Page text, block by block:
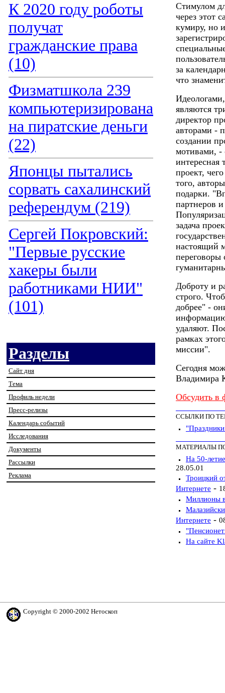
К 2020 году роботы
получат
гражданские права
(10)
Физматшкола 239
компьютеризирована
на пиратские деньги
(22)
Японцы пытались
сорвать сахалинский
референдум (219)
Сергей Покровский:
"Первые русские
хакеры были
работниками НИИ"
(101)
Разделы
Сайт дня
Тема
Профиль недели
Пресс-релизы
Календарь событий
Исследования
Документы
Рассылки
Реклама
Стимулом
через этот
кумиру, но
за
что
являются
директор
авторами -
создании
мотивами, -
интересная
проект,
того,
подарки.
партнеров
задача
настоящий
переговоры
Доброту и
строго.
добрее" -
удаляют.
рамках
миссии".
Сегодня
Владимира
Обсудить в
ССЫЛКИ ПО
МАТЕРИАЛЫ
На 50-
28.05.01
Троицкий
Интернете -
Миллионы
Интернете -
На сайте
Copyright © 2000-2002 Нетоскоп